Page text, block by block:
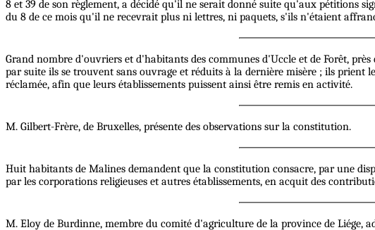
8 et 39 de son règlement, a décidé qu'il ne serait donné suite qu'aux pétitions
du 8 de ce mois qu'il ne recevrait plus ni lettres, ni paquets, s'ils n'étaient
Grand nombre d'ouvriers et d'habitants des communes d'Uccle et de Forêt,
par suite ils se trouvent sans ouvrage et réduits à la dernière misère ; ils
réclamée, afin que leurs établissements puissent ainsi être remis en activité.
M. Gilbert-Frère, de Bruxelles, présente des observations sur la constitution.
Huit habitants de Malines demandent que la constitution consacre, par une
par les corporations religieuses et autres établissements, en acquit des
M. Eloy de Burdinne, membre du comité d'agriculture de la province de Liége,